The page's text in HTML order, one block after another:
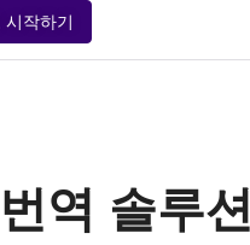
시작하기
역 솔루션